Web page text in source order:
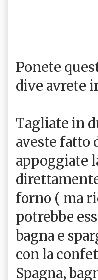
Ponete
dive avrete
Tagliate in
aveste fatto
appoggiate
forno ( ma
potrebbe
bagna e
con la
Spagna,